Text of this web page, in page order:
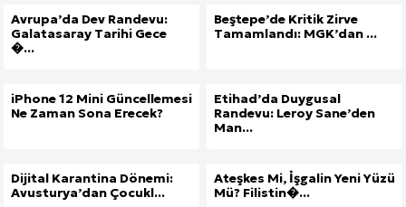
Avrupa’da Dev Randevu:
Galatasaray Tarihi Gece
�...
Beştepe’de Kritik Zirve
Tamamlandı: MGK’dan ...
iPhone 12 Mini Güncellemesi
Ne Zaman Sona Erecek?
Etihad’da Duygusal
Randevu: Leroy Sane’den
Man...
Dijital Karantina Dönemi:
Avusturya’dan Çocukl...
Ateşkes Mi, İşgalin Yeni Yüzü
Mü? Filistin�...